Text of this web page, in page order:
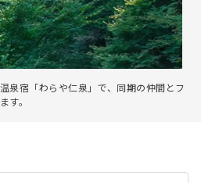
泉宿「わらや仁泉」で、同期の仲間とフ
す。